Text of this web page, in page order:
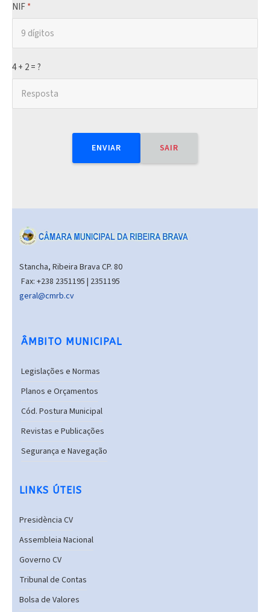
NIF*
4 + 2 = ?
ENVIAR SAIR
Stancha, Ribeira Brava CP. 80
Fax: +238 2351195 | 2351195
geral@cmrb.cv
ÂMBITO MUNICIPAL
Legislações e Normas
Planos e Orçamentos
Cód. Postura Municipal
Revistas e Publicações
Segurança e Navegação
LINKS ÚTEIS
Presidència CV
Assembleia Nacional
Governo CV
Tribunal de Contas
Bolsa de Valores